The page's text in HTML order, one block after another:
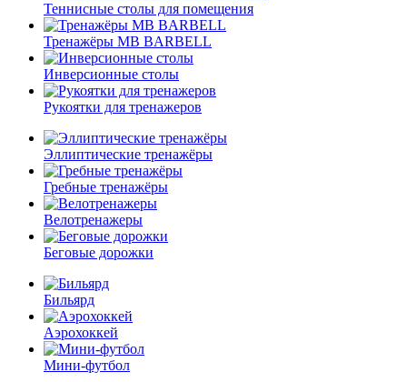
Теннисные столы для помещения
Тренажёры MB BARBELL
Инверсионные столы
Рукоятки для тренажеров
Эллиптические тренажёры
Гребные тренажёры
Велотренажеры
Беговые дорожки
Бильярд
Аэрохоккей
Мини-футбол